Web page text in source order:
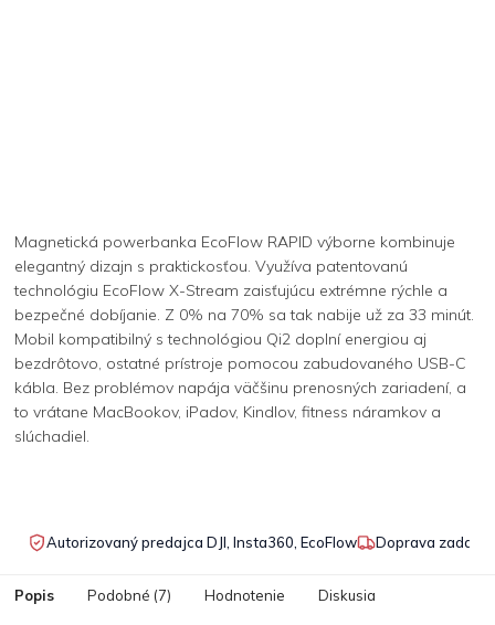
Magnetická powerbanka EcoFlow RAPID výborne kombinuje
elegantný dizajn s praktickosťou. Využíva patentovanú
technológiu EcoFlow X-Stream zaisťujúcu extrémne rýchle a
bezpečné dobíjanie. Z 0% na 70% sa tak nabije už za 33 minút.
Mobil kompatibilný s technológiou Qi2 doplní energiou aj
bezdrôtovo, ostatné prístroje pomocou zabudovaného USB-C
kábla. Bez problémov napája väčšinu prenosných zariadení, a
to vrátane MacBookov, iPadov, Kindlov, fitness náramkov a
slúchadiel.
Autorizovaný predajca DJI, Insta360, EcoFlow Doprava
Popis Podobné (7) Hodnotenie Diskusia